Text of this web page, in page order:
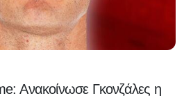
Ανακοίνωσε Γκονζάλες η